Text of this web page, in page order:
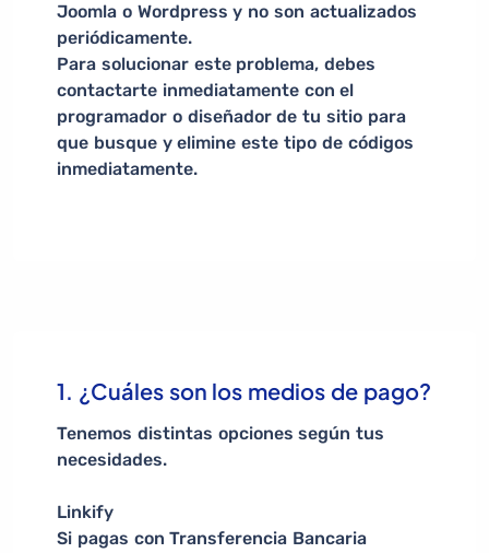
Joomla o Wordpress y no son actualizados
periódicamente.
Para solucionar este problema, debes
contactarte inmediatamente con el
programador o diseñador de tu sitio para
que busque y elimine este tipo de códigos
inmediatamente.
1. ¿Cuáles son los medios de pago?
Tenemos distintas opciones según tus
necesidades.
Linkify
Si pagas con Transferencia Bancaria